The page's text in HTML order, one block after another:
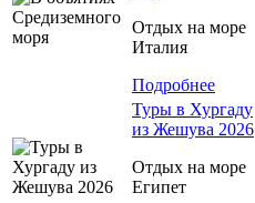
Отдых на море
Италия
Подробнее
Туры в Хургаду
из Жешува 2026
Отдых на море
Египет